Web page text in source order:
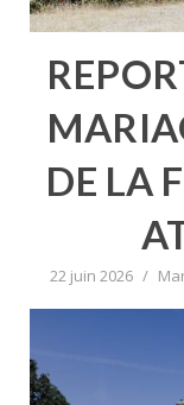
DE LA
22 juin 2026 /